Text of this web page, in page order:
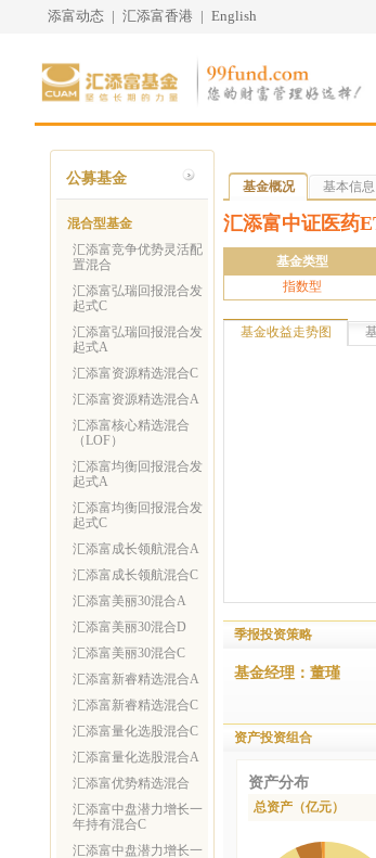
添富动态 | 汇添富香港 | English
公募基金
混合型基金
汇添富竞争优势灵活配
置混合
汇添富弘瑞回报混合发
起式C
汇添富弘瑞回报混合发
起式A
汇添富资源精选混合C
汇添富资源精选混合A
汇添富核心精选混合
（LOF）
汇添富均衡回报混合发
起式A
汇添富均衡回报混合发
起式C
汇添富成长领航混合A
汇添富成长领航混合C
汇添富美丽30混合A
汇添富美丽30混合D
汇添富美丽30混合C
汇添富新睿精选混合A
汇添富新睿精选混合C
汇添富量化选股混合C
汇添富量化选股混合A
汇添富优势精选混合
汇添富中盘潜力增长一
年持有混合C
汇添富中盘潜力增长一
基金概况 基本信息
汇添富中证医药
基金类型
指数型
基金收益走势图
季报投资策略
基金经理：董瑾
资产投资组合
资产分布
总资产（亿元）